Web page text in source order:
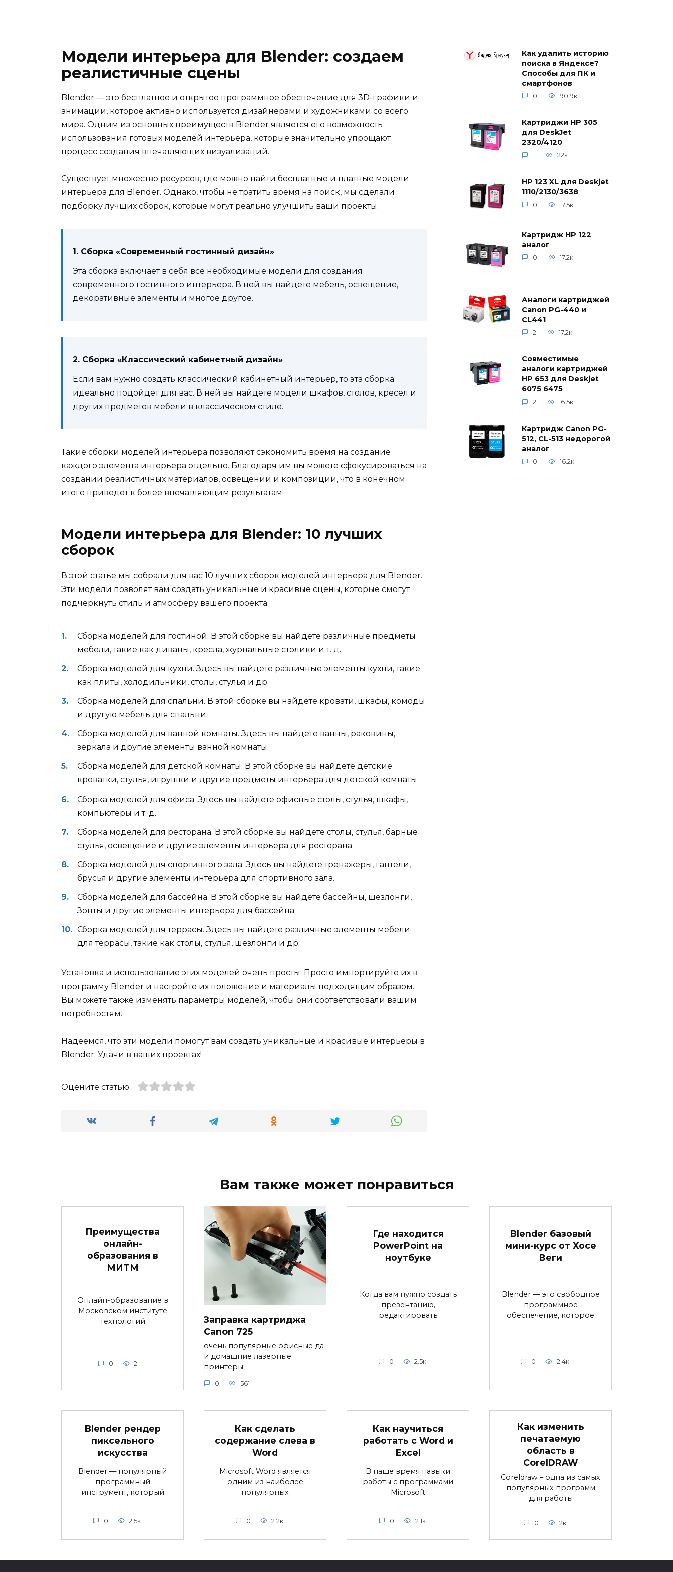
Модели интерьера для Blender: создаем
реалистичные сцены
Blender — это бесплатное и открытое программное обеспечение для 3D-графики и
анимации, которое активно используется дизайнерами и художниками со всего
мира. Одним из основных преимуществ Blender является его возможность
использования готовых моделей интерьера, которые значительно упрощают
процесс создания впечатляющих визуализаций.
Существует множество ресурсов, где можно найти бесплатные и платные модели
интерьера для Blender. Однако, чтобы не тратить время на поиск, мы сделали
подборку лучших сборок, которые могут реально улучшить ваши проекты.
1. Сборка «Современный гостинный дизайн»
Эта сборка включает в себя все необходимые модели для создания
современного гостинного интерьера. В ней вы найдете мебель, освещение,
декоративные элементы и многое другое.
2. Сборка «Классический кабинетный дизайн»
Если вам нужно создать классический кабинетный интерьер, то эта сборка
идеально подойдет для вас. В ней вы найдете модели шкафов, столов, кресел и
других предметов мебели в классическом стиле.
Такие сборки моделей интерьера позволяют сэкономить время на создание
каждого элемента интерьера отдельно. Благодаря им вы можете сфокусироваться на
создании реалистичных материалов, освещении и композиции, что в конечном
итоге приведет к более впечатляющим результатам.
Модели интерьера для Blender: 10 лучших
сборок
В этой статье мы собрали для вас 10 лучших сборок моделей интерьера для Blender.
Эти модели позволят вам создать уникальные и красивые сцены, которые смогут
подчеркнуть стиль и атмосферу вашего проекта.
Сборка моделей для гостиной. В этой сборке вы найдете различные предметы
мебели, такие как диваны, кресла, журнальные столики и т. д.
Сборка моделей для кухни. Здесь вы найдете различные элементы кухни, такие
как плиты, холодильники, столы, стулья и др.
Сборка моделей для спальни. В этой сборке вы найдете кровати, шкафы, комоды
и другую мебель для спальни.
Сборка моделей для ванной комнаты. Здесь вы найдете ванны, раковины,
зеркала и другие элементы ванной комнаты.
Сборка моделей для детской комнаты. В этой сборке вы найдете детские
кроватки, стулья, игрушки и другие предметы интерьера для детской комнаты.
Сборка моделей для офиса. Здесь вы найдете офисные столы, стулья, шкафы,
компьютеры и т. д.
Сборка моделей для ресторана. В этой сборке вы найдете столы, стулья, барные
стулья, освещение и другие элементы интерьера для ресторана.
Сборка моделей для спортивного зала. Здесь вы найдете тренажеры, гантели,
брусья и другие элементы интерьера для спортивного зала.
Сборка моделей для бассейна. В этой сборке вы найдете бассейны, шезлонги,
Зонты и другие элементы интерьера для бассейна.
Сборка моделей для террасы. Здесь вы найдете различные элементы мебели
для террасы, такие как столы, стулья, шезлонги и др.
Установка и использование этих моделей очень просты. Просто импортируйте их в
программу Blender и настройте их положение и материалы подходящим образом.
Вы можете также изменять параметры моделей, чтобы они соответствовали вашим
потребностям.
Надеемся, что эти модели помогут вам создать уникальные и красивые интерьеры в
Blender. Удачи в ваших проектах!
Оцените статью
Как удалить историю
поиска в Яндексе?
Способы для ПК и
смартфонов
0 90.9к.
Картриджи HP 305
для DeskJet
2320/4120
1 22к.
HP 123 XL для Deskjet
1110/2130/3638
0 17.5к.
Картридж HP 122
аналог
0 17.2к.
Аналоги картриджей
Canon PG-440 и
CL441
2 17.2к.
Совместимые
аналоги картриджей
HP 653 для Deskjet
6075 6475
2 16.5к.
Картридж Canon PG-
512, CL-513 недорогой
аналог
0 16.2к.
Вам также может понравиться
Преимущества
онлайн-
образования в
МИТМ
Онлайн-образование в
Московском институте
технологий
0 2
Заправка картриджа
Canon 725
очень популярные офисные да
и домашние лазерные
принтеры
0 561
Где находится
PowerPoint на
ноутбуке
Когда вам нужно создать
презентацию,
редактировать
0 2.5к.
Blender базовый
мини-курс от Хосе
Веги
Blender — это свободное
программное
обеспечение, которое
0 2.4к.
Blender рендер
пиксельного
искусства
Blender — популярный
программный
инструмент, который
0 2.5к.
Как сделать
содержание слева в
Word
Microsoft Word является
одним из наиболее
популярных
0 2.2к.
Как научиться
работать с Word и
Excel
В наше время навыки
работы с программами
Microsoft
0 2.1к.
Как изменить
печатаемую
область в
CorelDRAW
Coreldraw – одна из самых
популярных программ
для работы
0 2к.